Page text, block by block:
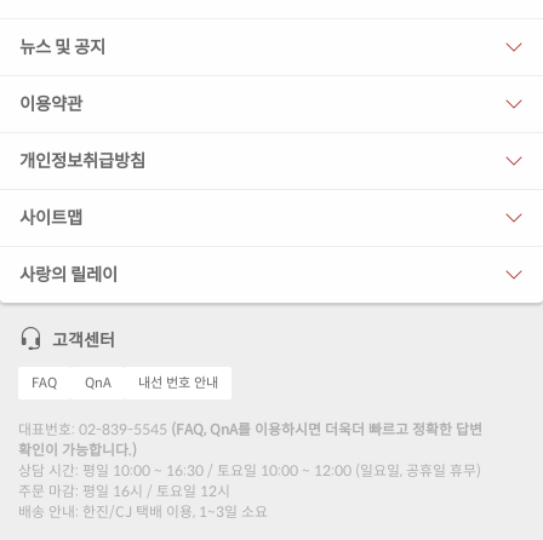
뉴스 및 공지
이용약관
개인정보취급방침
사이트맵
사랑의 릴레이
고객센터
FAQ QnA 내선 번호 안내
대표번호: 02-839-5545 (FAQ, QnA를 이용하시면 더욱더 빠르고 정확한 답변
확인이 가능합니다.)
상담 시간: 평일 10:00 ~ 16:30 / 토요일 10:00 ~ 12:00 (일요일, 공휴일 휴무)
주문 마감: 평일 16시 / 토요일 12시
배송 안내: 한진/CJ 택배 이용, 1~3일 소요